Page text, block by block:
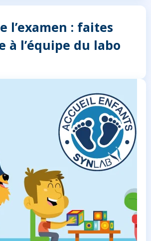
l’examen : faites
à l’équipe du labo